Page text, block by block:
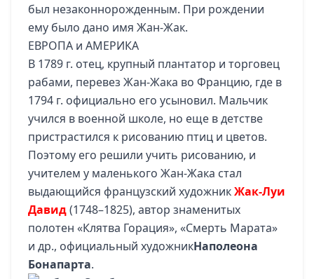
был незаконнорожденным. При рождении
ему было дано имя Жан-Жак.
ЕВРОПА и АМЕРИКА
В 1789 г. отец, крупный плантатор и торговец
рабами, перевез Жан-Жака во Францию, где в
1794 г. официально его усыновил. Мальчик
учился в военной школе, но еще в детстве
пристрастился к рисованию птиц и цветов.
Поэтому его решили учить рисованию, и
учителем у маленького Жан-Жака стал
выдающийся французский художникЖак-Луи
Давид(1748–1825), автор знаменитых
полотен «Клятва Горация», «Смерть Марата»
и др., официальный художникНаполеона
Бонапарта.